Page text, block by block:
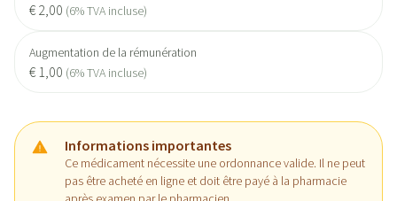
€ 2,00 (6% TVA incluse)
Augmentation de la rémunération
€ 1,00 (6% TVA incluse)
Informations importantes
Ce médicament nécessite une ordonnance valide. Il ne peut
pas être acheté en ligne et doit être payé à la pharmacie